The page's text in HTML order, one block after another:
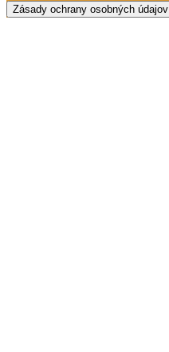
Zásady ochrany osobných údajov